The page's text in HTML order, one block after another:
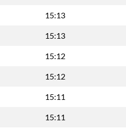
15:13
15:13
15:12
15:12
15:11
15:11